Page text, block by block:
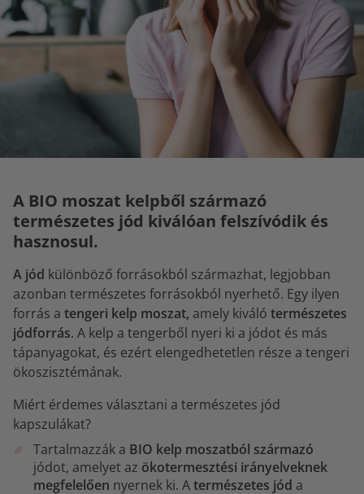
A BIO moszat kelpből származó
természetes jód kiválóan felszívódik és
hasznosul.
A jód különböző forrásokból származhat, legjobban
azonban természetes forrásokból nyerhető. Egy ilyen
forrás a tengeri kelp moszat, amely kiváló természetes
jódforrás. A kelp a tengerből nyeri ki a jódot és más
tápanyagokat, és ezért elengedhetetlen része a tengeri
ökoszisztémának.
Miért érdemes választani a természetes jód
kapszulákat?
Tartalmazzák a BIO kelp moszatból származó
jódot, amelyet az ökotermesztési irányelveknek
megfelelően nyernek ki. Atermészetes jód a